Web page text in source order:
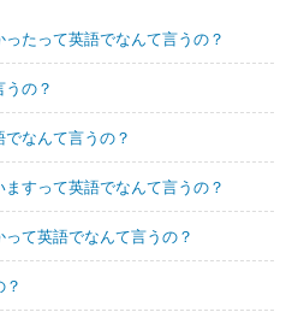
たって英語でなんて言うの？
の？
なんて言うの？
すって英語でなんて言うの？
って英語でなんて言うの？